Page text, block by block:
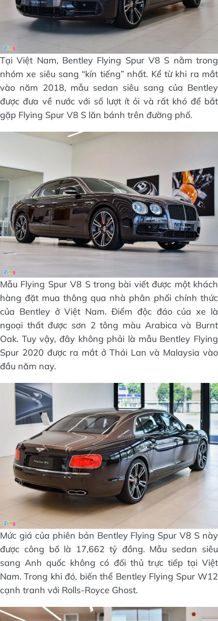
Tại Việt Nam, Bentley Flying Spur V8 S nằm trong
nhóm xe siêu sang “kín tiếng” nhất. Kể từ khi ra mắt
vào năm 2018, mẫu sedan siêu sang của Bentley
được đưa về nước với số lượt ít ỏi và rất khó để bắt
gặp Flying Spur V8 S lăn bánh trên đường phố.
Mẫu Flying Spur V8 S trong bài viết được một khách
hàng đặt mua thông qua nhà phân phối chính thức
của Bentley ở Việt Nam. Điểm độc đáo của xe là
ngoại thất được sơn 2 tông màu Arabica và Burnt
Oak. Tuy vậy, đây không phải là mẫu Bentley Flying
Spur 2020 được ra mắt ở Thái Lan và Malaysia vào
đầu năm nay.
Mức giá của phiên bản Bentley Flying Spur V8 S này
được công bố là 17,662 tỷ đồng. Mẫu sedan siêu
sang Anh quốc không có đối thủ trực tiếp tại Việt
Nam. Trong khi đó, biến thể Bentley Flying Spur W12
cạnh tranh với Rolls-Royce Ghost.